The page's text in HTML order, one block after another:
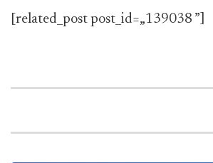
[related_post post_id=„139038 ”]